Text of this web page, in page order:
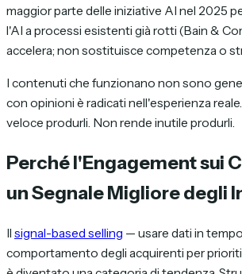
maggior parte delle iniziative AI nel 2025
l'AI a processi esistenti già rotti (Bain &
accelera; non sostituisce competenza o
I contenuti che funzionano non sono
con opinioni è radicati nell'esperienza
veloce produrli. Non rende inutile produrli.
Perché l'Engagement sui
un Segnale Migliore degli
Il signal-based selling — usare dati in
comportamento degli acquirenti per